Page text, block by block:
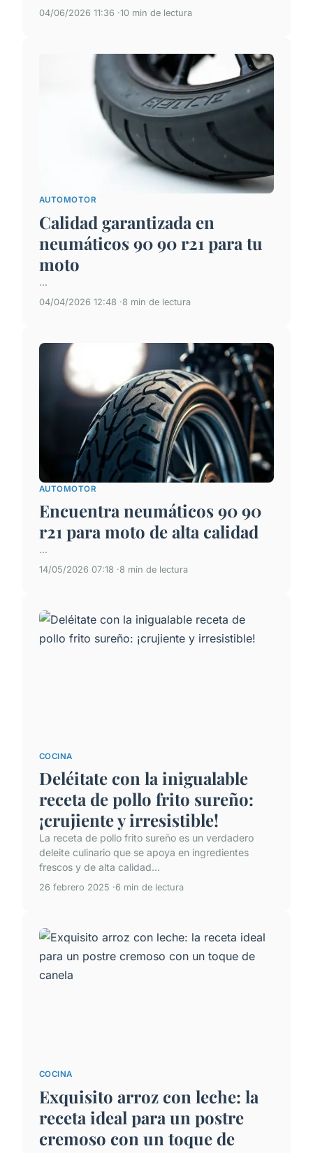
04/06/2026 11:36 10 min de lectura
AUTOMOTOR
Calidad garantizada en
neumáticos 90 90 r21 para tu
moto
...
04/04/2026 12:48 8 min de lectura
AUTOMOTOR
Encuentra neumáticos 90 90
r21 para moto de alta calidad
...
14/05/2026 07:18 8 min de lectura
COCINA
Deléitate con la inigualable
receta de pollo frito sureño:
¡crujiente y irresistible!
La receta de pollo frito sureño es un verdadero
deleite culinario que se apoya en ingredientes
frescos y de alta calidad...
26 febrero 2025 6 min de lectura
COCINA
Exquisito arroz con leche: la
receta ideal para un postre
cremoso con un toque de